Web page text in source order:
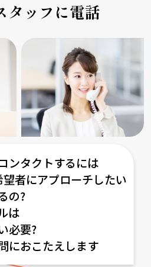
タッフに電話
ンタクトするには
望者にアプローチしたい
の?
は
必要?
におこたえします